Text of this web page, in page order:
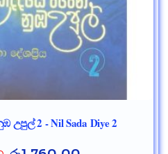
2 - Nil Sada Diye 2